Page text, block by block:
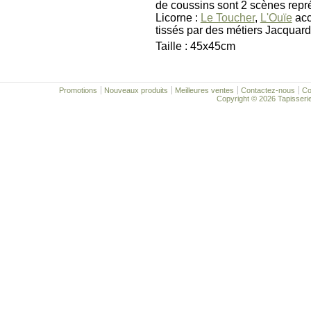
de coussins sont 2 scènes
Licorne : Le Toucher, L'Ouïe
tissés par des métiers
Taille : 45x45cm
Promotions Nouveaux produits Meilleures ventes Contactez-nous
Copyright © 2026